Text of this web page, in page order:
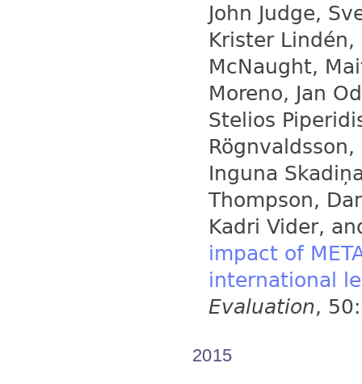
John Judge,
Krister Lindén,
McNaught,
Moreno, Jan
Stelios
Inguna
Thompson,
Kadri Vider,
impact of
international
Evaluation,
2015